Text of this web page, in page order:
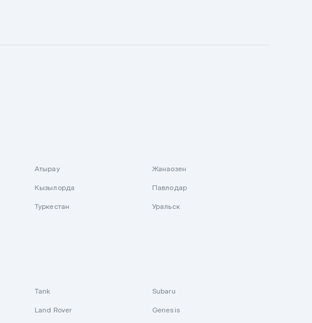
Атырау Жанаозен
Кызылорда Павлодар
Туркестан Уральск
Tank Subaru
Land Rover Genesis